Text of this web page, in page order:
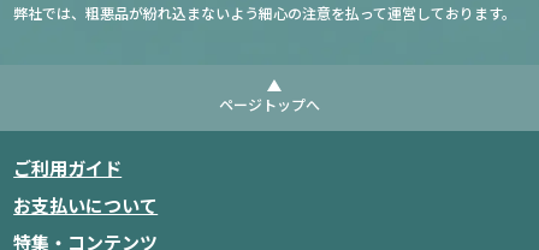
弊社では、粗悪品が紛れ込まないよう細心の注意を払って運営しております。
ページトップへ
ご利用ガイド
お支払いについて
特集・コンテンツ